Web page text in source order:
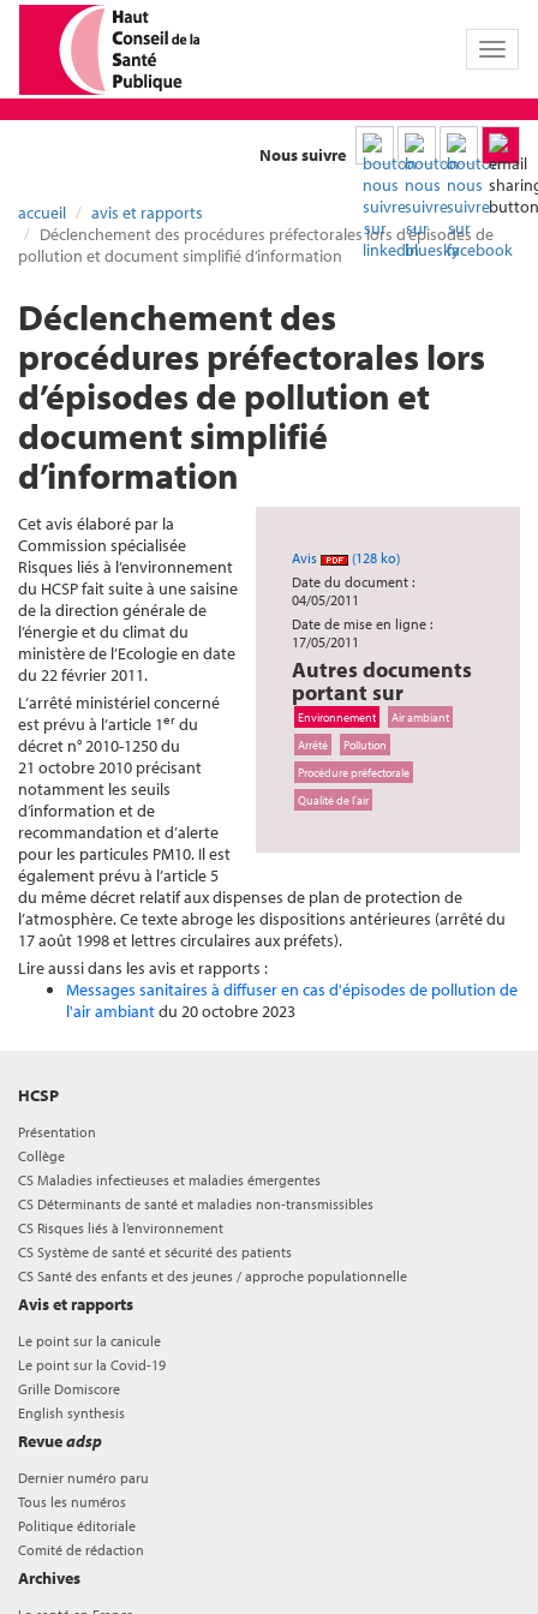
Toggle
Nous suivre
accueil
avis et rapports
Déclenchement des procédures préfectorales lors d’épisodes de
pollution et document simplifié d’information
Déclenchement des
procédures préfectorales lors
d’épisodes de pollution et
document simplifié
d’information
Avis
(128 ko)
Date du document :
04/05/2011
Date de mise en ligne :
17/05/2011
Autres documents
portant sur
Environnement
Air ambiant
Arrêté
Pollution
Procédure préfectorale
Qualité de l'air
Cet avis élaboré par la
Commission spécialisée
Risques liés à l’environnement
du HCSP fait suite à une saisine
de la direction générale de
l’énergie et du climat du
ministère de l’Ecologie en date
du 22 février 2011.
L’arrêté ministériel concerné
est prévu à l’article 1er du
décret n° 2010-1250 du
21 octobre 2010 précisant
notamment les seuils
d’information et de
recommandation et d’alerte
pour les particules PM10. Il est
également prévu à l’article 5
du même décret relatif aux dispenses de plan de protection de
l’atmosphère. Ce texte abroge les dispositions antérieures (arrêté du
17 août 1998 et lettres circulaires aux préfets).
Lire aussi dans les avis et rapports :
Messages sanitaires à diffuser en cas d'épisodes de pollution de
l'air ambiantdu 20 octobre 2023
HCSP
Présentation
Collège
CS Maladies infectieuses et maladies émergentes
CS Déterminants de santé et maladies non-transmissibles
CS Risques liés à l’environnement
CS Système de santé et sécurité des patients
CS Santé des enfants et des jeunes / approche populationnelle
Avis et rapports
Le point sur la canicule
Le point sur la Covid-19
Grille Domiscore
English synthesis
Revueadsp
Dernier numéro paru
Tous les numéros
Politique éditoriale
Comité de rédaction
Archives